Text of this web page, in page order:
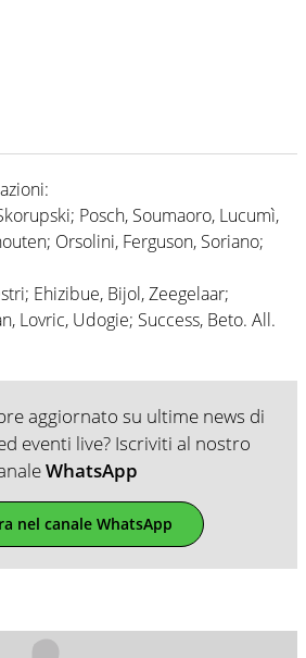
Posch, Soumaoro, Lucumì,
Orsolini, Ferguson, Soriano;
Ehizibue, Bijol, Zeegelaar;
Lovric, Udogie; Success, Beto. All.
aggiornato su ultime news di
eventi live? Iscriviti al nostro
WhatsApp
nel canale WhatsApp